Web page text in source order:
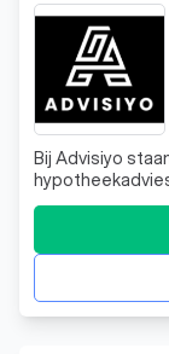
Bij Advisiyo
situatie en
we de
om de beste
starter bent,